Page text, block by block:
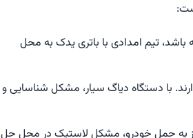
باشد، تیم امدادی با باتری یدک به محل
با دستگاه دیاگ سیار، مشکل شناسایی و
به حمل خودرو، مشکل لاستیک در محل حل